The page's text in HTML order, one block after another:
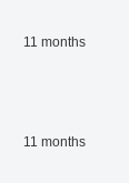
11 months
11 months